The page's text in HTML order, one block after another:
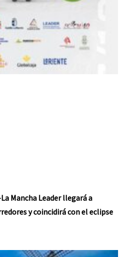
Mancha Leader llegará a
y coincidirá con el eclipse